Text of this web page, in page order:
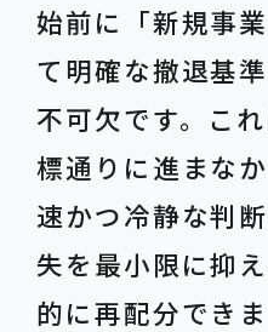
始前に「新規事
て明確な撤退基
不可欠です。こ
標通りに進まな
速かつ冷静な判
失を最小限に抑
的に再配分できま